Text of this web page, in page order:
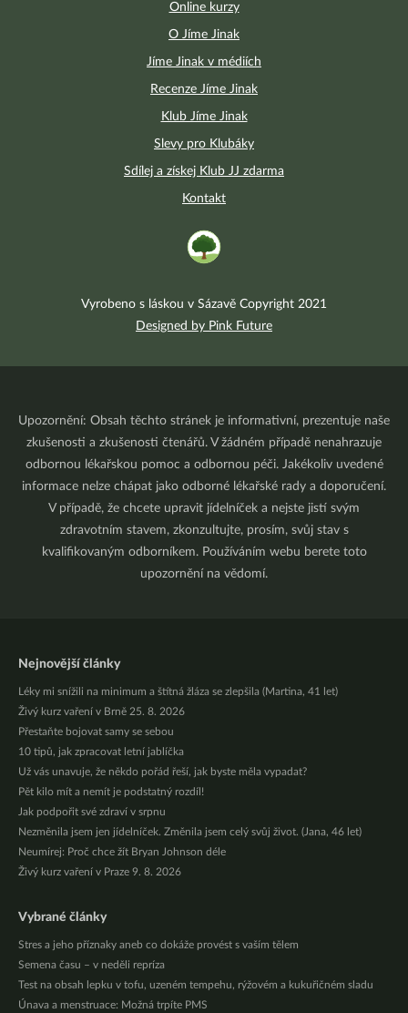
Online kurzy
O Jíme Jinak
Jíme Jinak v médiích
Recenze Jíme Jinak
Klub Jíme Jinak
Slevy pro Klubáky
Sdílej a získej Klub JJ zdarma
Kontakt
Vyrobeno s láskou v Sázavě Copyright 2021
Designed by Pink Future
Upozornění: Obsah těchto stránek je informativní, prezentuje naše
zkušenosti a zkušenosti čtenářů. V žádném případě nenahrazuje
odbornou lékařskou pomoc a odbornou péči. Jakékoliv uvedené
informace nelze chápat jako odborné lékařské rady a doporučení.
V případě, že chcete upravit jídelníček a nejste jistí svým
zdravotním stavem, zkonzultujte, prosím, svůj stav s
kvalifikovaným odborníkem. Používáním webu berete toto
upozornění na vědomí.
Nejnovější články
Léky mi snížili na minimum a štítná žláza se zlepšila (Martina, 41 let)
Živý kurz vaření v Brně 25. 8. 2026
Přestaňte bojovat samy se sebou
10 tipů, jak zpracovat letní jablíčka
Už vás unavuje, že někdo pořád řeší, jak byste měla vypadat?
Pět kilo mít a nemít je podstatný rozdíl!
Jak podpořit své zdraví v srpnu
Nezměnila jsem jen jídelníček. Změnila jsem celý svůj život. (Jana, 46 let)
Neumírej: Proč chce žít Bryan Johnson déle
Živý kurz vaření v Praze 9. 8. 2026
Vybrané články
Stres a jeho příznaky aneb co dokáže provést s vaším tělem
Semena času – v neděli repríza
Test na obsah lepku v tofu, uzeném tempehu, rýžovém a kukuřičném sladu
Únava a menstruace: Možná trpíte PMS